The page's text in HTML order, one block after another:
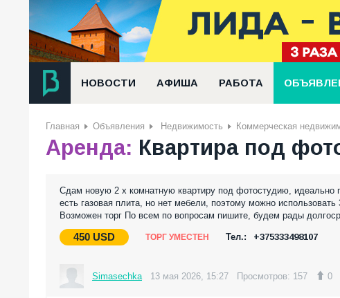
НОВОСТИ АФИША РАБОТА
Главная Объявления Недвижимость Коммерческая
Аренда: Квартира под
Сдам новую 2 х комнатную квартиру под фотостудию, идеально
есть газовая плита, но нет мебели, поэтому можно
Возможен торг По всем по вопросам пишите, будем рады
450 USD ТОРГ УМЕСТЕН Тел.: +375333498107
Simasechka 13 мая 2026, 15:27 Просмотров: 157 0